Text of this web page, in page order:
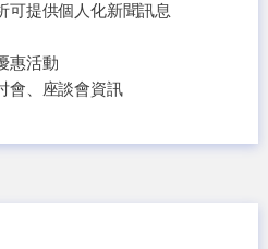
可提供個人化新聞訊息
惠活動
會、座談會資訊